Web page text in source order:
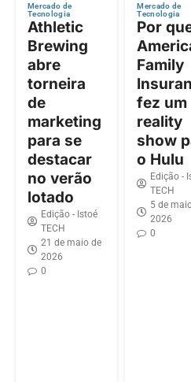
Mercado de
Tecnologia
Athletic
Brewing
abre
torneira
de
marketing
para se
destacar
no verão
lotado
Edição - Istoé
TECH
21 de maio de
2026
0
Mercado de
Tecnologia
Por
Family
fez um
reality
show
o Hulu
Edição -
TECH
5 de
2026
0